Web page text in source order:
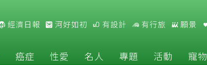
經濟日報 河好如初 有設計 有行旅 願景
癌症 性愛 名人 專題 活動 寵物